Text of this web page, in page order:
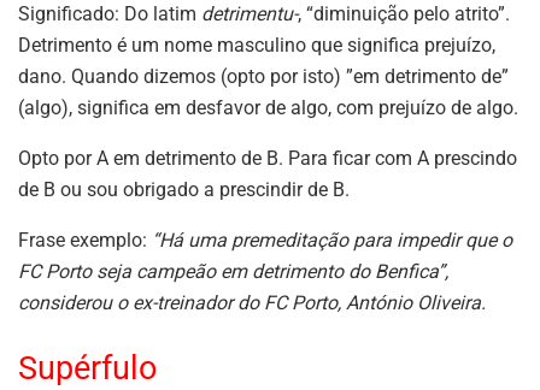
Significado: Do latim detrimentu-, “diminuição pelo atrito”.
Detrimento é um nome masculino que significa prejuízo,
dano. Quando dizemos (opto por isto) ”em detrimento de”
(algo), significa em desfavor de algo, com prejuízo de algo.
Opto por A em detrimento de B. Para ficar com A prescindo
de B ou sou obrigado a prescindir de B.
Frase exemplo: “Há uma premeditação para impedir que o
FC Porto seja campeão em detrimento do Benfica”,
considerou o ex-treinador do FC Porto, António Oliveira.
Supérfulo